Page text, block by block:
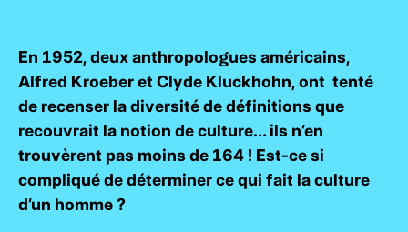
En 1952, deux anthropologues américains,
Alfred Kroeber et Clyde Kluckhohn, ont tenté
de recenser la diversité de définitions que
recouvrait la notion de culture… ils n’en
trouvèrent pas moins de 164 ! Est-ce si
compliqué de déterminer ce qui fait la culture
d’un homme ?